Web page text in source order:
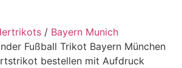
/ Bayern Munich
Fußball Trikot Bayern München
bestellen mit Aufdruck